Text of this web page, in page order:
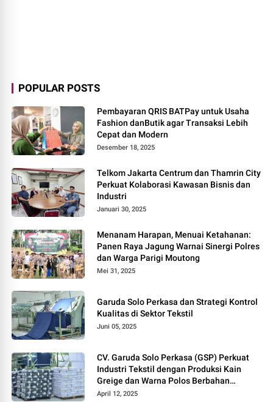
POPULAR POSTS
Pembayaran QRIS BATPay untuk Usaha
Fashion danButik agar Transaksi Lebih
Cepat dan Modern
Desember 18, 2025
Telkom Jakarta Centrum dan Thamrin City
Perkuat Kolaborasi Kawasan Bisnis dan
Industri
Januari 30, 2025
Menanam Harapan, Menuai Ketahanan:
Panen Raya Jagung Warnai Sinergi Polres
dan Warga Parigi Moutong
Mei 31, 2025
Garuda Solo Perkasa dan Strategi Kontrol
Kualitas di Sektor Tekstil
Juni 05, 2025
CV. Garuda Solo Perkasa (GSP) Perkuat
Industri Tekstil dengan Produksi Kain
Greige dan Warna Polos Berbahan
Tetoron Rayon
April 12, 2025